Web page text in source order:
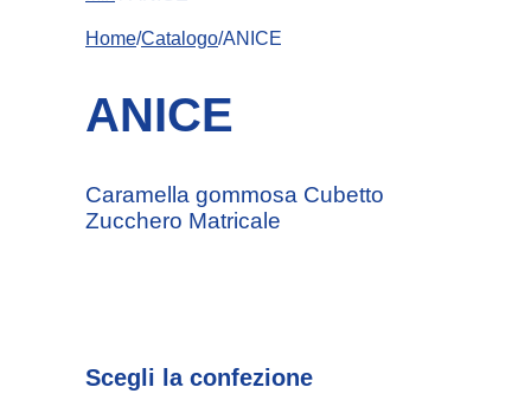
Home/Catalogo/ANICE
ANICE
Caramella gommosa Cubetto
Zucchero Matricale
Scegli la confezione